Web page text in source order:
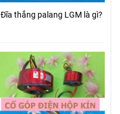
Đĩa thắng palang LGM là gì?